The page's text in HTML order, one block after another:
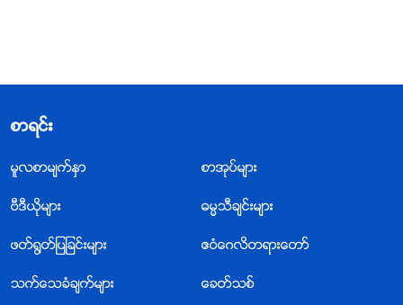
စာရင္း
မူလစာမ်က္ႏွာ စာအုပ္မ်ား
ဗီဒီယိုမ်ား ဓမၼသီခ်င္းမ်ား
ဖတ္႐ြတ္ျပျခင္းမ်ား ဧဝံေဂလိတရားေတာ္
သက္ေသခံခ်က္မ်ား ေခတ္သစ္